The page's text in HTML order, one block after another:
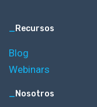
_Recursos
Blog
Webinars
_Nosotros